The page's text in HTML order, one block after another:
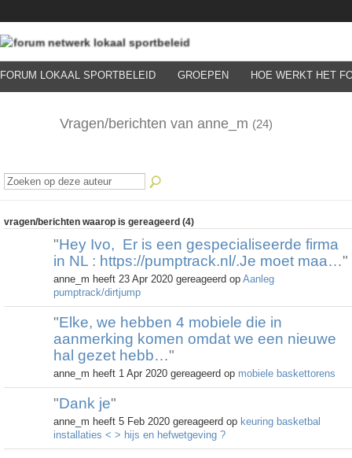
FORUM LOKAAL SPORTBELEID GROEPEN HOE WERKT HET
Vragen/berichten van anne_m (24)
vragen/berichten waarop is gereageerd (4)
"Hey Ivo, Er is een gespecialiseerde firma
in NL : https://pumptrack.nl/.Je moet maa…"
anne_m heeft 23 Apr 2020 gereageerd op Aanleg
pumptrack/dirtjump
"Elke, we hebben 4 mobiele die in
aanmerking komen omdat we een nieuwe
hal gezet hebb…"
anne_m heeft 1 Apr 2020 gereageerd op mobiele baskettorens
"Dank je"
anne_m heeft 5 Feb 2020 gereageerd op keuring basketbal
installaties < > hijs en hefwetgeving ?